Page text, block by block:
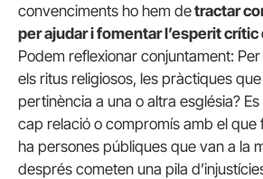
convenciments ho hem detractar
per ajudar i fomentar l’esperit crític
Podem reflexionar conjuntament:
els ritus religiosos, les pràctiques
pertinència a una o altra església?
cap relació o compromís amb el que
ha persones públiques que van a la
després cometen una pila